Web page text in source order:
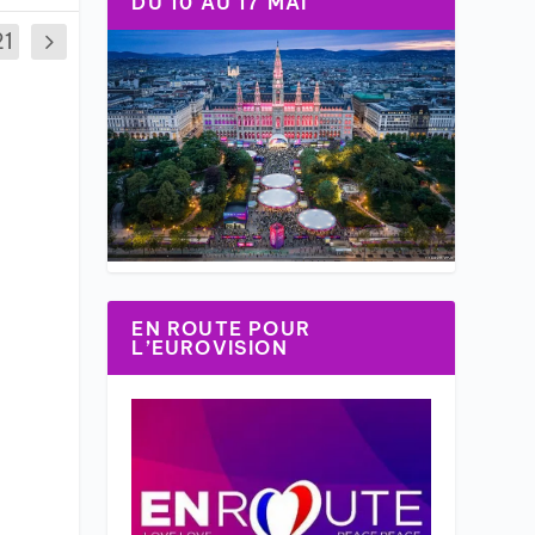
EN ROUTE POUR
L’EUROVISION